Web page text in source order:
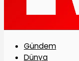
Gündem
Dünya